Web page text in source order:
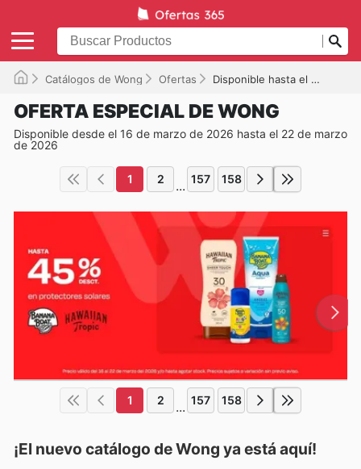
Catálogos de Wong Ofertas Disponible hasta el 22/03/2026
OFERTA ESPECIAL DE WONG
Disponible desde el 16 de marzo de 2026 hasta el 22 de marzo
de 2026
1 2 ... 157 158
1 2 ... 157 158
¡El nuevo catálogo deWong ya está aquí!